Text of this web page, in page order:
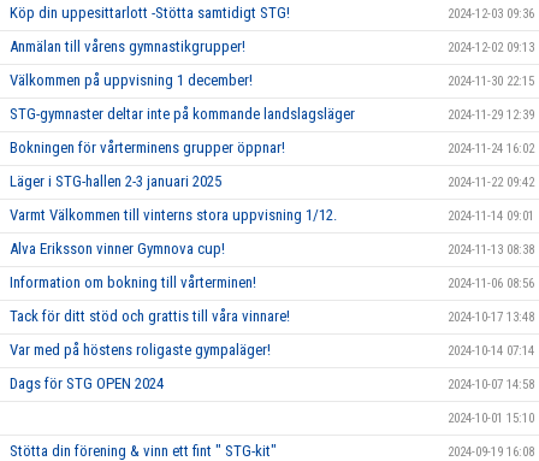
Köp din uppesittarlott -Stötta samtidigt STG! 2024-12-03 09:36
Anmälan till vårens gymnastikgrupper! 2024-12-02 09:13
Välkommen på uppvisning 1 december! 2024-11-30 22:15
STG-gymnaster deltar inte på kommande landslagsläger 2024-11-29 12:39
Bokningen för vårterminens grupper öppnar! 2024-11-24 16:02
Läger i STG-hallen 2-3 januari 2025 2024-11-22 09:42
Varmt Välkommen till vinterns stora uppvisning 1/12. 2024-11-14 09:01
Alva Eriksson vinner Gymnova cup! 2024-11-13 08:38
Information om bokning till vårterminen! 2024-11-06 08:56
Tack för ditt stöd och grattis till våra vinnare! 2024-10-17 13:48
Var med på höstens roligaste gympaläger! 2024-10-14 07:14
Dags för STG OPEN 2024 2024-10-07 14:58
2024-10-01 15:10
Stötta din förening & vinn ett fint " STG-kit" 2024-09-19 16:08